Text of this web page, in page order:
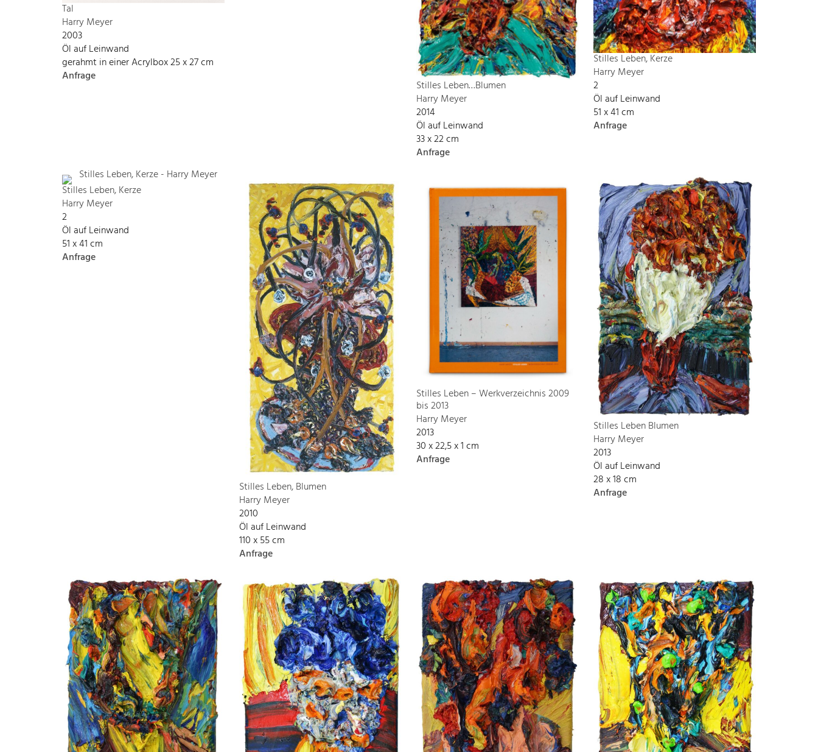
Tal
Harry Meyer
2003
Öl auf Leinwand
gerahmt in einer Acrylbox 25 x 27 cm
Anfrage
Stilles Leben…Blumen
Harry Meyer
2014
Öl auf Leinwand
33 x 22 cm
Anfrage
Stilles Leben, Kerze
Harry Meyer
2
Öl auf Leinwand
51 x 41 cm
Anfrage
Stilles Leben, Kerze
Harry Meyer
2
Öl auf Leinwand
51 x 41 cm
Anfrage
Stilles Leben, Blumen
Harry Meyer
2010
Öl auf Leinwand
110 x 55 cm
Anfrage
Stilles Leben – Werkverzeichnis 2009
bis 2013
Harry Meyer
2013
30 x 22,5 x 1 cm
Anfrage
Stilles Leben Blumen
Harry Meyer
2013
Öl auf Leinwand
28 x 18 cm
Anfrage